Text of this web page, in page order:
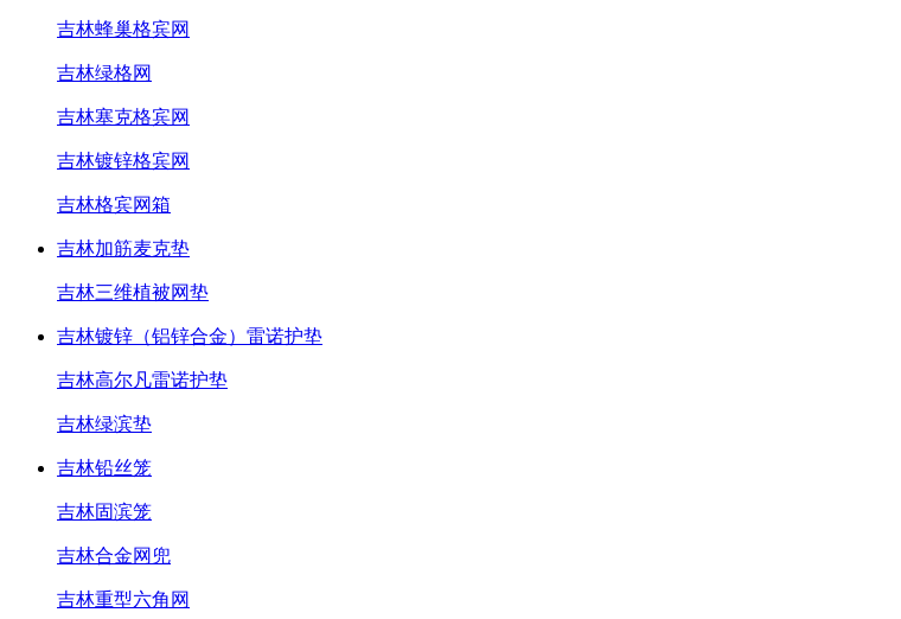
吉林蜂巢格宾网
吉林绿格网
吉林塞克格宾网
吉林镀锌格宾网
吉林格宾网箱
吉林加筋麦克垫
吉林三维植被网垫
吉林镀锌（铝锌合金）雷诺护垫
吉林高尔凡雷诺护垫
吉林绿滨垫
吉林铅丝笼
吉林固滨笼
吉林合金网兜
吉林重型六角网